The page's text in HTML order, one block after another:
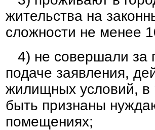
жительства на
сложности не менее
4) не совершали за
подаче заявления,
жилищных условий, в
быть признаны
помещениях;